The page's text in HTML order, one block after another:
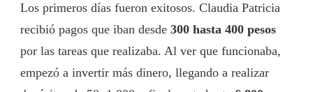
Los primeros días fueron exitosos. Claudia Patricia
recibió pagos que iban desde 300 hasta 400 pesos
por las tareas que realizaba. Al ver que funcionaba,
empezó a invertir más dinero, llegando a realizar